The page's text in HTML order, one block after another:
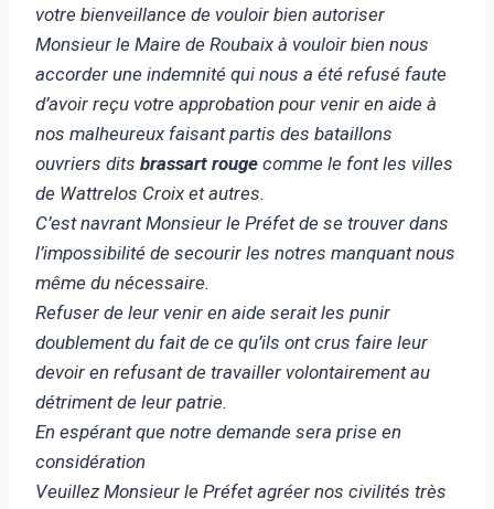
votre bienveillance de vouloir bien autoriser
Monsieur le Maire de Roubaix à vouloir bien nous
accorder une indemnité qui nous a été refusé faute
d’avoir reçu votre approbation pour venir en aide à
nos malheureux faisant partis des bataillons
ouvriers dits brassart rouge comme le font les villes
de Wattrelos Croix et autres.
C’est navrant Monsieur le Préfet de se trouver dans
l’impossibilité de secourir les notres manquant nous
même du nécessaire.
Refuser de leur venir en aide serait les punir
doublement du fait de ce qu’ils ont crus faire leur
devoir en refusant de travailler volontairement au
détriment de leur patrie.
En espérant que notre demande sera prise en
considération
Veuillez Monsieur le Préfet agréer nos civilités très